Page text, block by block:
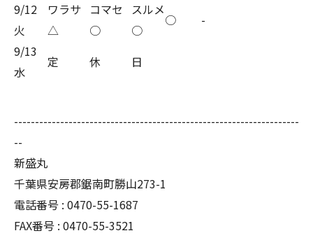
9/12
火
ワラサ
△
コマセ
○
スルメ
○
○
-
9/13
水
定 休 日
--------------------------------------------------------------------
--
新盛丸
千葉県安房郡鋸南町勝山273-1
電話番号 : 0470-55-1687
FAX番号 : 0470-55-3521